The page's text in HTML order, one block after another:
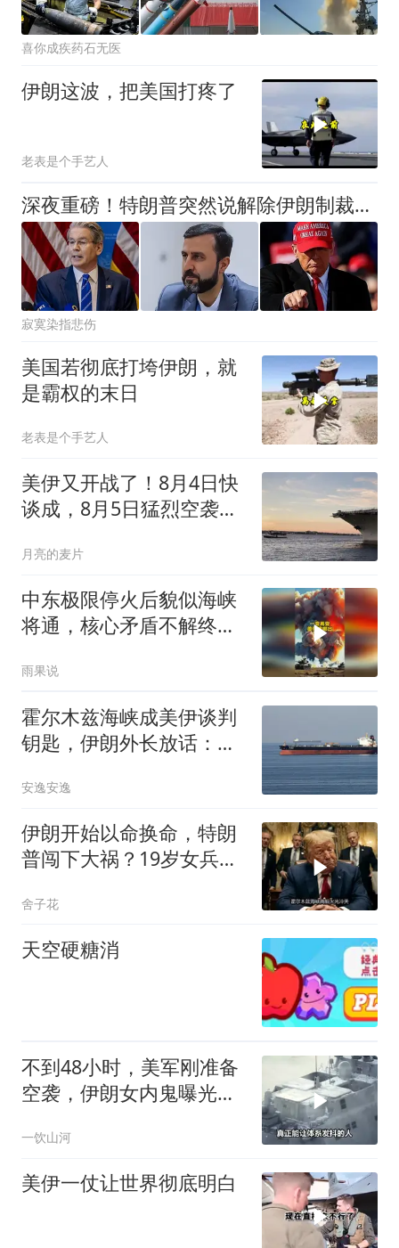
喜你成疾药石无医
伊朗这波，把美国打疼了
老表是个手艺人
深夜重磅！特朗普突然说解除伊朗制裁？全球市场瞬间集体“炸了”
寂寞染指悲伤
美国若彻底打垮伊朗，就
是霸权的末日
老表是个手艺人
美伊又开战了！8月4日快
谈成，8月5日猛烈空袭，
月亮的麦片
中东极限停火后貌似海峡
将通，核心矛盾不解终回
雨果说
霍尔木兹海峡成美伊谈判
钥匙，伊朗外长放话：不
安逸安逸
伊朗开始以命换命，特朗
普闯下大祸？19岁女兵阵
舍子花
天空硬糖消
不到48小时，美军刚准备
空袭，伊朗女内鬼曝光，
一饮山河
美伊一仗让世界彻底明白